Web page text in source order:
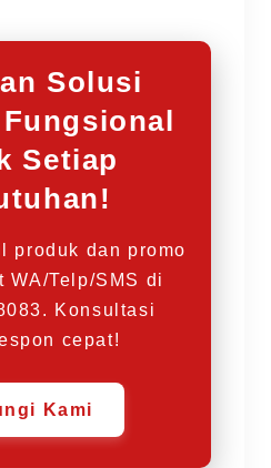
Solusi
Setiap
produk dan promo
WA/Telp/SMS di
Konsultasi
cepat!
Kami